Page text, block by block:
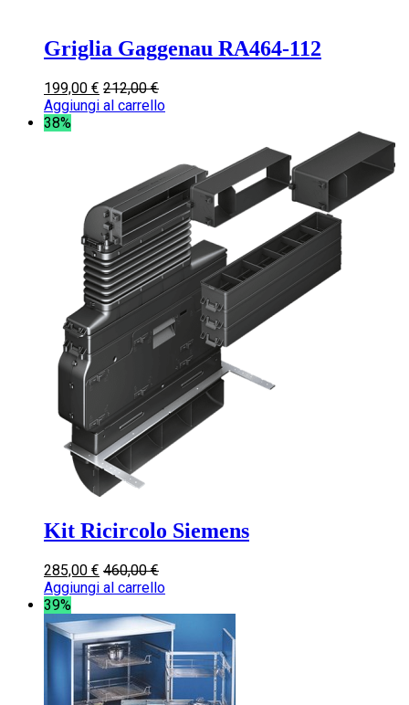
Griglia Gaggenau RA464-112
199,00 € 212,00€
Aggiungi al carrello
38%
Kit Ricircolo Siemens
285,00 € 460,00€
Aggiungi al carrello
39%